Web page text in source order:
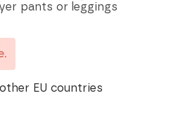
pants or leggings
EU countries